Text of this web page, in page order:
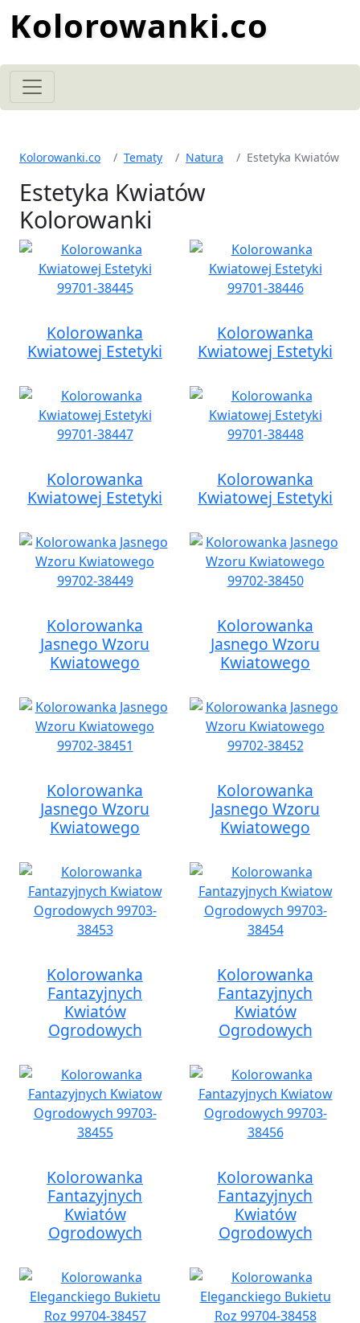
Kolorowanki.co
Kolorowanki.co Tematy Natura Estetyka Kwiatów
Estetyka Kwiatów
Kolorowanki
Kolorowanka
Kwiatowej Estetyki
Kolorowanka
Kwiatowej Estetyki
Kolorowanka
Kwiatowej Estetyki
Kolorowanka
Kwiatowej Estetyki
Kolorowanka
Jasnego Wzoru
Kwiatowego
Kolorowanka
Jasnego Wzoru
Kwiatowego
Kolorowanka
Jasnego Wzoru
Kwiatowego
Kolorowanka
Jasnego Wzoru
Kwiatowego
Kolorowanka
Fantazyjnych
Kwiatów
Ogrodowych
Kolorowanka
Fantazyjnych
Kwiatów
Ogrodowych
Kolorowanka
Fantazyjnych
Kwiatów
Ogrodowych
Kolorowanka
Fantazyjnych
Kwiatów
Ogrodowych